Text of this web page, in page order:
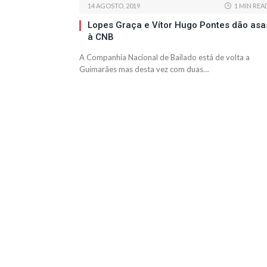
14 AGOSTO, 2019 1 MIN
Lopes Graça e Vítor Hugo Pontes dão
à CNB
A Companhia Nacional de Bailado está de volta a
Guimarães mas desta vez com duas…